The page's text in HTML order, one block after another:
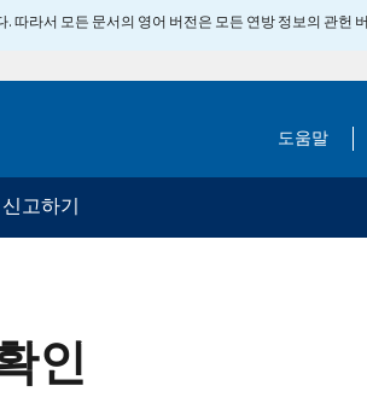
따라서 모든 문서의 영어 버전은 모든 연방 정보의 관헌
도움말
고하기
인